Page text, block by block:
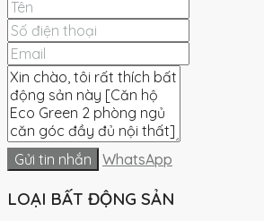
Gửi tin nhắn WhatsApp
LOẠI BẤT ĐỘNG SẢN